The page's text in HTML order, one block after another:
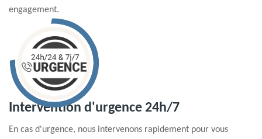
engagement.
Intervention d'urgence 24h/7
En cas d'urgence, nous intervenons rapidement pour vous